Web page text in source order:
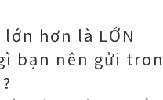
lớn hơn là LỚN
bạn nên gửi